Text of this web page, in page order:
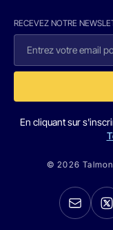
RECEVEZ NOTRE
En cliquant sur
© 2026